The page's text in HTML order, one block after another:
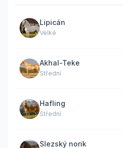
Lipicán
Velké
Akhal-Teke
Střední
Hafling
Střední
Slezský norik